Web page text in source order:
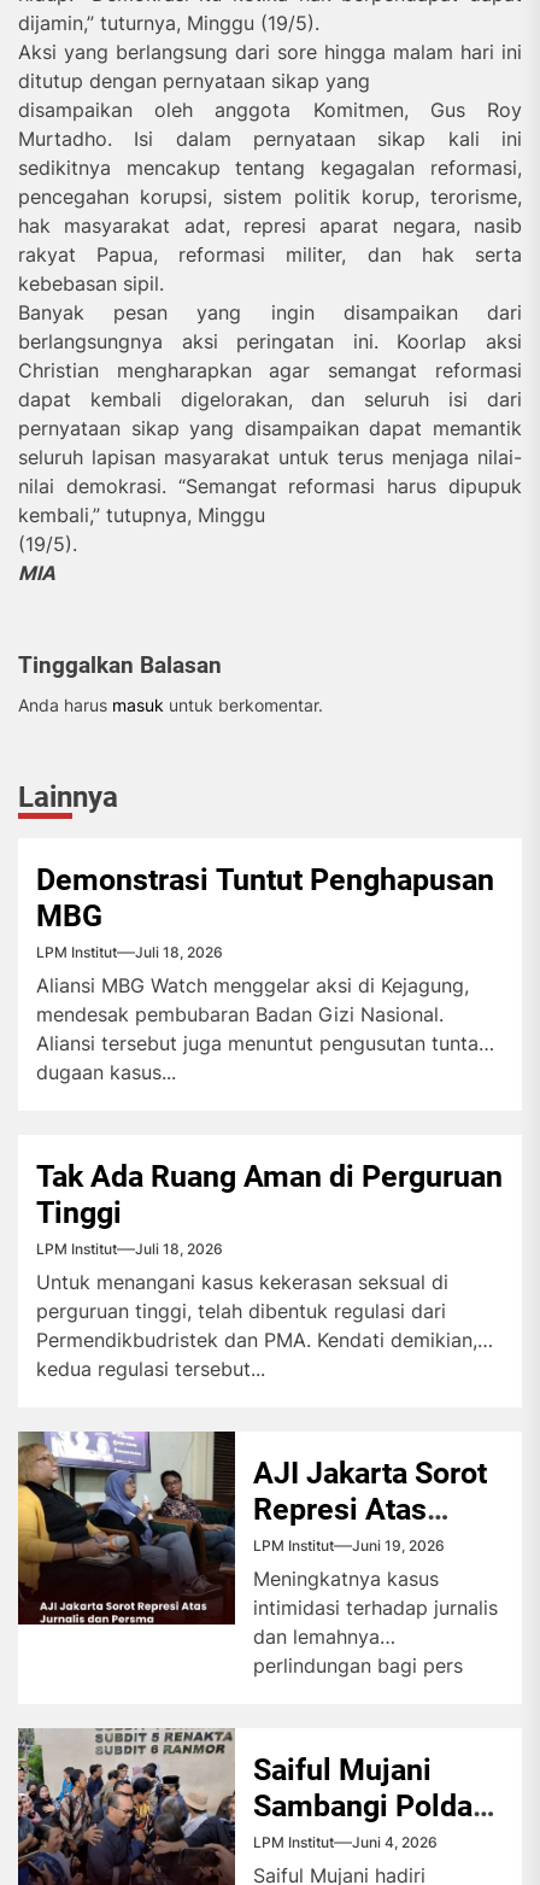
dijamin,” tuturnya, Minggu (19/5).
Aksi yang berlangsung dari sore hingga malam hari ini
ditutup dengan pernyataan sikap yang
disampaikan oleh anggota Komitmen, Gus Roy
Murtadho. Isi dalam pernyataan sikap kali ini
sedikitnya mencakup tentang kegagalan reformasi,
pencegahan korupsi, sistem politik korup, terorisme,
hak masyarakat adat, represi aparat negara, nasib
rakyat Papua, reformasi militer, dan hak serta
kebebasan sipil.
Banyak pesan yang ingin disampaikan dari
berlangsungnya aksi peringatan ini. Koorlap aksi
Christian mengharapkan agar semangat reformasi
dapat kembali digelorakan, dan seluruh isi dari
pernyataan sikap yang disampaikan dapat memantik
seluruh lapisan masyarakat untuk terus menjaga nilai-
nilai demokrasi. “Semangat reformasi harus dipupuk
kembali,” tutupnya, Minggu
(19/5).
MIA
Tinggalkan Balasan
Anda harus masuk untuk berkomentar.
Lainnya
Demonstrasi Tuntut Penghapusan
MBG
LPM Institut Juli 18, 2026
Aliansi MBG Watch menggelar aksi di Kejagung,
mendesak pembubaran Badan Gizi Nasional.
Aliansi tersebut juga menuntut pengusutan tuntas
dugaan kasus...
Tak Ada Ruang Aman di Perguruan
Tinggi
LPM Institut Juli 18, 2026
Untuk menangani kasus kekerasan seksual di
perguruan tinggi, telah dibentuk regulasi dari
Permendikbudristek dan PMA. Kendati demikian,
kedua regulasi tersebut...
AJI Jakarta Sorot
Represi Atas
Jurnalis dan
Persma
LPM Institut Juni 19, 2026
Meningkatnya kasus
intimidasi terhadap jurnalis
dan lemahnya
perlindungan bagi pers
untuk menggelar diskusi
guna merefleksikan...
Saiful Mujani
Sambangi Polda
Atas Dugaan
LPM Institut Juni 4, 2026
Saiful Mujani hadiri